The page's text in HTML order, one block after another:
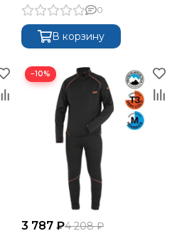
0
В корзину
−10%
3 787 ₽4 208 ₽